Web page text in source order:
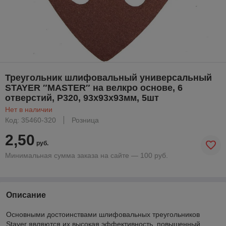
Треугольник шлифовальный универсальный
STAYER ″MASTER″ на велкро основе, 6
отверстий, Р320, 93х93х93мм, 5шт
Нет в наличии
Код: 35460-320
Розница
2,50 руб.
Минимальная сумма заказа на сайте — 100 руб.
Описание
Основными достоинствами шлифовальных треугольников
Stayer являются их высокая эффективность, повышенный